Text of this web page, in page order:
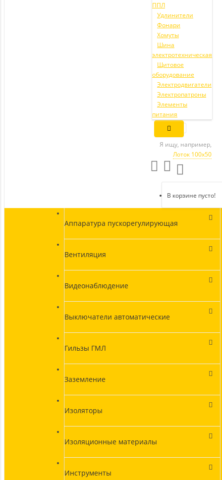
ППЛ
Удлинители
Фонари
Хомуты
Шина
электротехническая
Щитовое
оборудование
Электродвигатели
Электропатроны
Элементы
питания
Я ищу, например,
Лоток 100х50
В корзине пусто!
Аппаратура пускорегулирующая
Вентиляция
Видеонаблюдение
Выключатели автоматические
Гильзы ГМЛ
Заземление
Изоляторы
Изоляционные материалы
Инструменты